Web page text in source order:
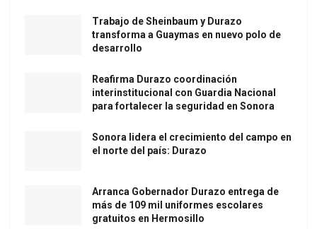
Trabajo de Sheinbaum y Durazo
transforma a Guaymas en nuevo polo de
desarrollo
Reafirma Durazo coordinación
interinstitucional con Guardia Nacional
para fortalecer la seguridad en Sonora
Sonora lidera el crecimiento del campo en
el norte del país: Durazo
Arranca Gobernador Durazo entrega de
más de 109 mil uniformes escolares
gratuitos en Hermosillo